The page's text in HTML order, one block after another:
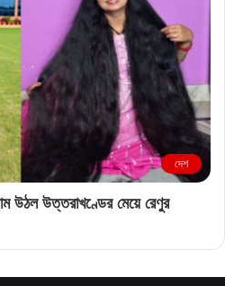
দেশ
উঠল উত্তরাখণ্ডের মেয়ে রেণুর